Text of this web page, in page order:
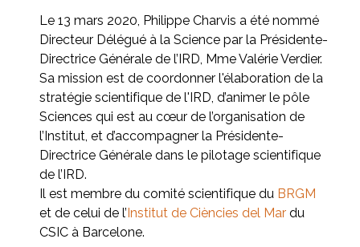
Le 13 mars 2020, Philippe Charvis a été nommé
Directeur Délégué à la Science par la Présidente-
Directrice Générale de l’IRD, Mme Valérie Verdier.
Sa mission est de coordonner l'élaboration de la
stratégie scientifique de l'IRD, d’animer le pôle
Sciences qui est au cœur de l’organisation de
l’Institut, et d’accompagner la Présidente-
Directrice Générale dans le pilotage scientifique
de l’IRD.
Il est membre du comité scientifique du BRGM
et de celui de l’Institut de Ciències del Mar du
CSIC à Barcelone.